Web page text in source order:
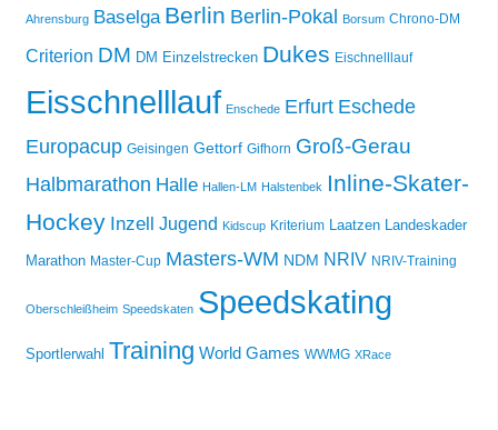
Ahrensburg Baselga Berlin Berlin-Pokal Borsum Chrono-DM
Criterion DM DM Einzelstrecken Dukes Eischnelllauf
Eisschnelllauf Enschede Erfurt Eschede
Europacup Geisingen Gettorf Gifhorn Groß-Gerau
Halbmarathon Halle Hallen-LM Halstenbek Inline-Skater-
Hockey Inzell Jugend Kidscup Kriterium Laatzen Landeskader
Marathon Master-Cup Masters-WM NDM NRIV NRIV-Training
Oberschleißheim Speedskaten Speedskating
Sportlerwahl Training World Games WWMG XRace